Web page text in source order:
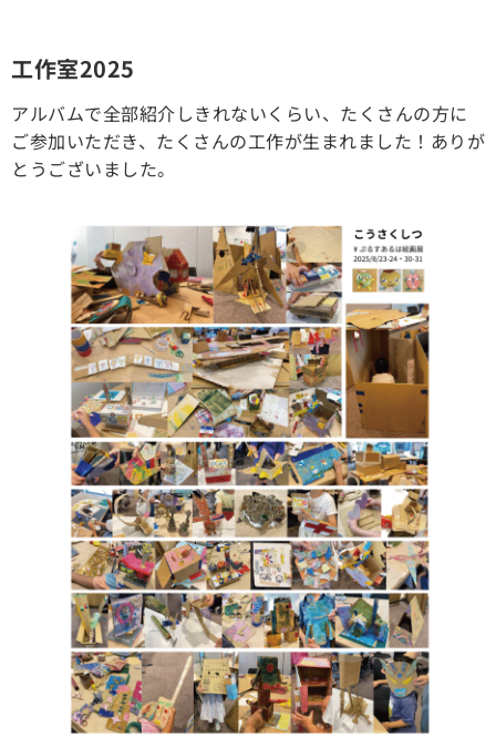
工作室2025
アルバムで全部紹介しきれないくらい、たくさんの方に
ご参加いただき、たくさんの工作が生まれました！ありが
とうございました。